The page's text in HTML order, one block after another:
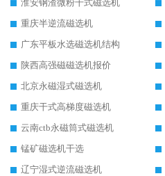
淮安钢渣微粉干式磁选机
重庆半逆流磁选机
广东平板水选磁选机结构
陕西高强磁磁选机报价
北京永磁湿式磁选机
重庆干式高梯度磁选机
云南ctb永磁筒式磁选机
锰矿磁选机干选
辽宁湿式逆流磁选机